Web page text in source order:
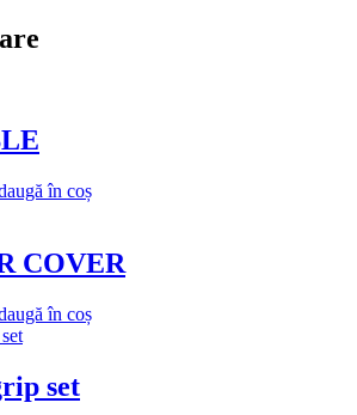
în coș
COVER
în coș
set